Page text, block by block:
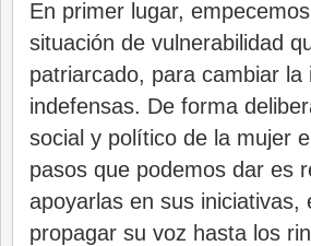
En primer lugar,
situación de vulnerabilidad
patriarcado, para cambiar
indefensas. De forma
social y político de la mujer
pasos que podemos dar es
apoyarlas en sus
propagar su voz hasta los